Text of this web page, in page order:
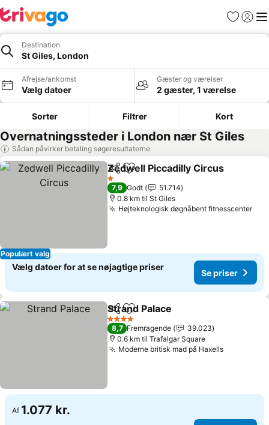
Favoritter
Log ind
Destination
St Giles, London
Afrejse/ankomst
Vælg datoer
Gæster og værelser
2 gæster, 1 værelse
Sorter Filtrer Kort
Overnatningssteder i London nær St Giles
Sådan påvirker betaling søgeresultaterne
Populært valg
Del Føj til favoritter
Zedwell Piccadilly Circus
1 Stjerner
7,9 Godt
51.714
0.8 km til St Giles
Højteknologisk døgnåbent fitnesscenter
Vælg datoer for at se nøjagtige priser
Se priser
Del Føj til favoritter
Strand Palace
4 Stjerner
8,7 Fremragende
39.023
0.6 km til Trafalgar Square
Moderne britisk mad på Haxells
Af 1.077 kr.